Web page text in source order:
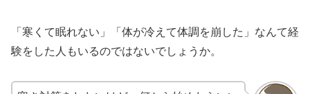
「寒くて眠れない」「体が冷えて体調を崩した」なんて経
験をした人もいるのではないでしょうか。